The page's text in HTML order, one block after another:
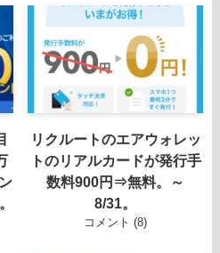
リクルートのエアウォレッ
トのリアルカードが発行手
数料900円⇒無料。～
8/31。
コメント (8)